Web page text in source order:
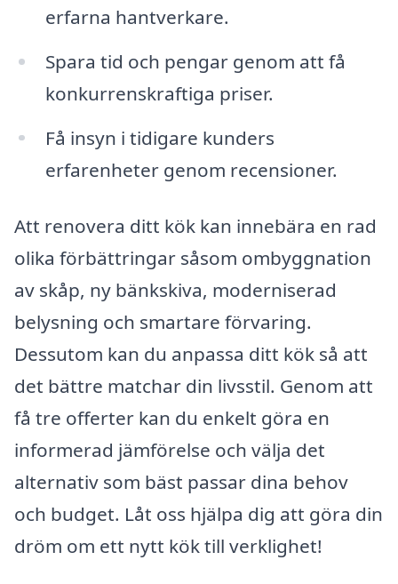
erfarna hantverkare.
Spara tid och pengar genom att få
konkurrenskraftiga priser.
Få insyn i tidigare kunders
erfarenheter genom recensioner.
Att renovera ditt kök kan innebära en rad
olika förbättringar såsom ombyggnation
av skåp, ny bänkskiva, moderniserad
belysning och smartare förvaring.
Dessutom kan du anpassa ditt kök så att
det bättre matchar din livsstil. Genom att
få tre offerter kan du enkelt göra en
informerad jämförelse och välja det
alternativ som bäst passar dina behov
och budget. Låt oss hjälpa dig att göra din
dröm om ett nytt kök till verklighet!